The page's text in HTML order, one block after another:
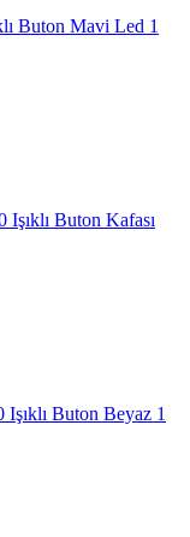
Buton Mavi Led 1
Buton Kafası
Buton Beyaz 1